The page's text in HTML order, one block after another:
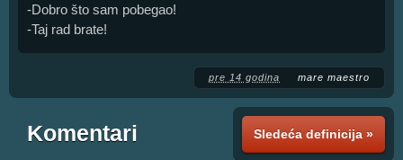
-Dobro što sam pobegao!
-Taj rad brate!
pre 14 godina mare maestro
Sledeća definicija »
Komentari